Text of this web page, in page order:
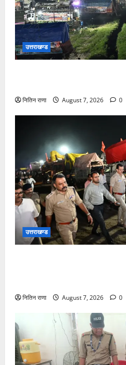
उत्तराखण्ड
नितिन राणा August 7, 2026 0
उत्तराखण्ड
नितिन राणा August 7, 2026 0